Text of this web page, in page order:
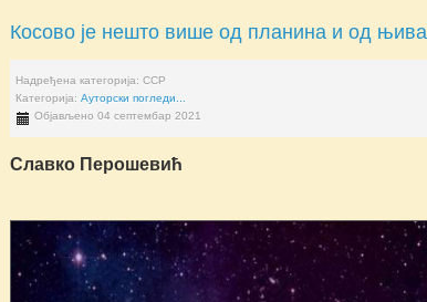
Косово је нешто више од планина и од њива
Надређена категорија:ССР
Категорија:Ауторски погледи...
Објављено 04 септембар 2021
Славко Перошевић